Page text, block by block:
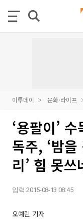
이투데이 문화·라이프
‘용팔이’
독주, ‘밤을
리’ 힘 못쓰
입력 2015-08-13 08:45
오예린 기자